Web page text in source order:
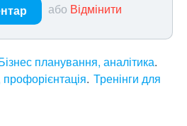
або Відмінити
планування, аналітика
профорієнтація Тренінги для